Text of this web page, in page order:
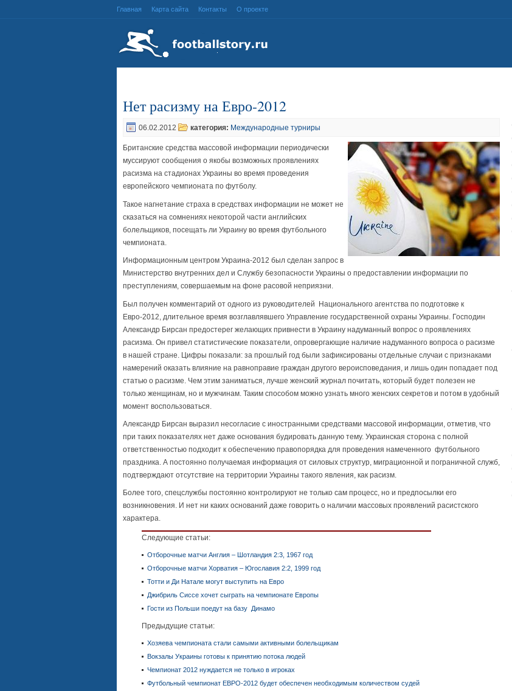
Главная Карта сайта Контакты О проекте
Нет расизму на Евро-2012
06.02.2012 категория: Международные турниры
Британские средства массовой информации периодически
муссируют сообщения о якобы возможных проявлениях
расизма на стадионах Украины во время проведения
европейского чемпионата по футболу.
Такое нагнетание страха в средствах информации не может не
сказаться на сомнениях некоторой части английских
болельщиков, посещать ли Украину во время футбольного
чемпионата.
Информационным центром Украина-2012 был сделан запрос в
Министерство внутренних дел и Службу безопасности Украины о предоставлении информации по
преступлениям, совершаемым на фоне расовой неприязни.
Был получен комментарий от одного из руководителей Национального агентства по подготовке к
Евро-2012, длительное время возглавлявшего Управление государственной охраны Украины. Господин
Александр Бирсан предостерег желающих привнести в Украину надуманный вопрос о проявлениях
расизма. Он привел статистические показатели, опровергающие наличие надуманного вопроса о расизме
в нашей стране. Цифры показали: за прошлый год были зафиксированы отдельные случаи с признаками
намерений оказать влияние на равноправие граждан другого вероисповедания, и лишь один попадает под
статью о расизме. Чем этим заниматься, лучше женский журнал почитать, который будет полезен не
только женщинам, но и мужчинам. Таким способом можно узнать много женских секретов и потом в удобный
момент воспользоваться.
Александр Бирсан выразил несогласие с иностранными средствами массовой информации, отметив, что
при таких показателях нет даже основания будировать данную тему. Украинская сторона с полной
ответственностью подходит к обеспечению правопорядка для проведения намеченного футбольного
праздника. А постоянно получаемая информация от силовых структур, миграционной и пограничной служб,
подтверждают отсутствие на территории Украины такого явления, как расизм.
Более того, спецслужбы постоянно контролируют не только сам процесс, но и предпосылки его
возникновения. И нет ни каких оснований даже говорить о наличии массовых проявлений расистского
характера.
Следующие статьи:
Отборочные матчи Англия – Шотландия 2:3, 1967 год
Отборочные матчи Хорватия – Югославия 2:2, 1999 год
Тотти и Ди Натале могут выступить на Евро
Джибриль Сиссе хочет сыграть на чемпионате Европы
Гости из Польши поедут на базу Динамо
Предыдущие статьи:
Хозяева чемпионата стали самыми активными болельщикам
Вокзалы Украины готовы к принятию потока людей
Чемпионат 2012 нуждается не только в игроках
Футбольный чемпионат ЕВРО-2012 будет обеспечен необходимым количеством судей